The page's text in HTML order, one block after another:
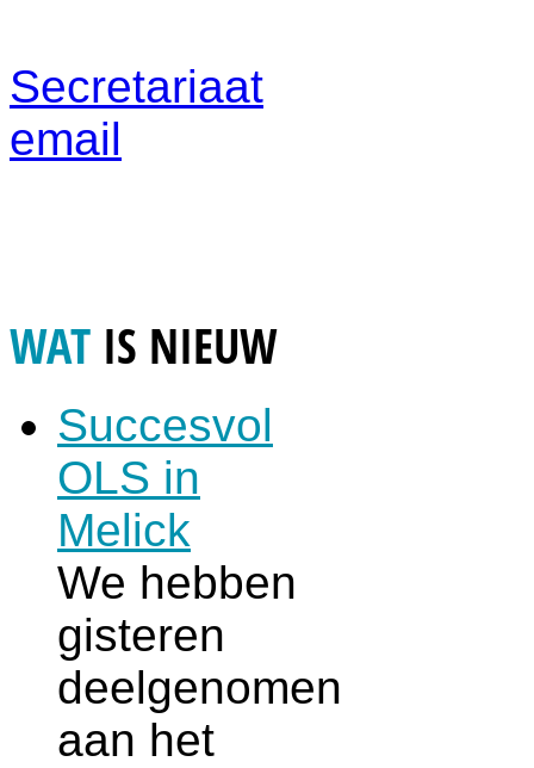
Secretariaat
email
WAT IS NIEUW
Succesvol
OLS in
Melick
We hebben
gisteren
deelgenomen
aan het